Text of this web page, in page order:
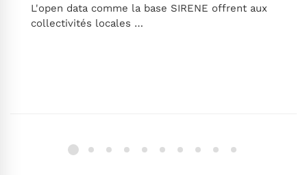
L'open data comme la base SIRENE offrent aux
collectivités locales …